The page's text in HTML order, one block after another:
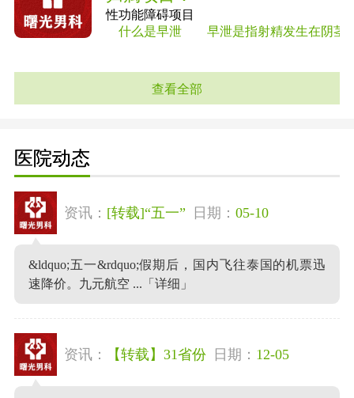
性功能障碍项目
什么是早泄 早泄是指射精发生在阴茎进
查看全部
医院动态
资讯： [转载]“五一” 日期： 05-10
&ldquo;五一&rdquo;假期后，国内飞往泰国的机票迅
速降价。九元航空 ... 「详细」
资讯： 【转载】31省份 日期： 12-05